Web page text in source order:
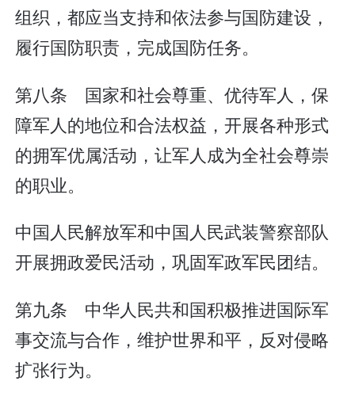
组织，都应当支持和依法参与国防建设，
履行国防职责，完成国防任务。
第八条 国家和社会尊重、优待军人，保
障军人的地位和合法权益，开展各种形式
的拥军优属活动，让军人成为全社会尊崇
的职业。
中国人民解放军和中国人民武装警察部队
开展拥政爱民活动，巩固军政军民团结。
第九条 中华人民共和国积极推进国际军
事交流与合作，维护世界和平，反对侵略
扩张行为。